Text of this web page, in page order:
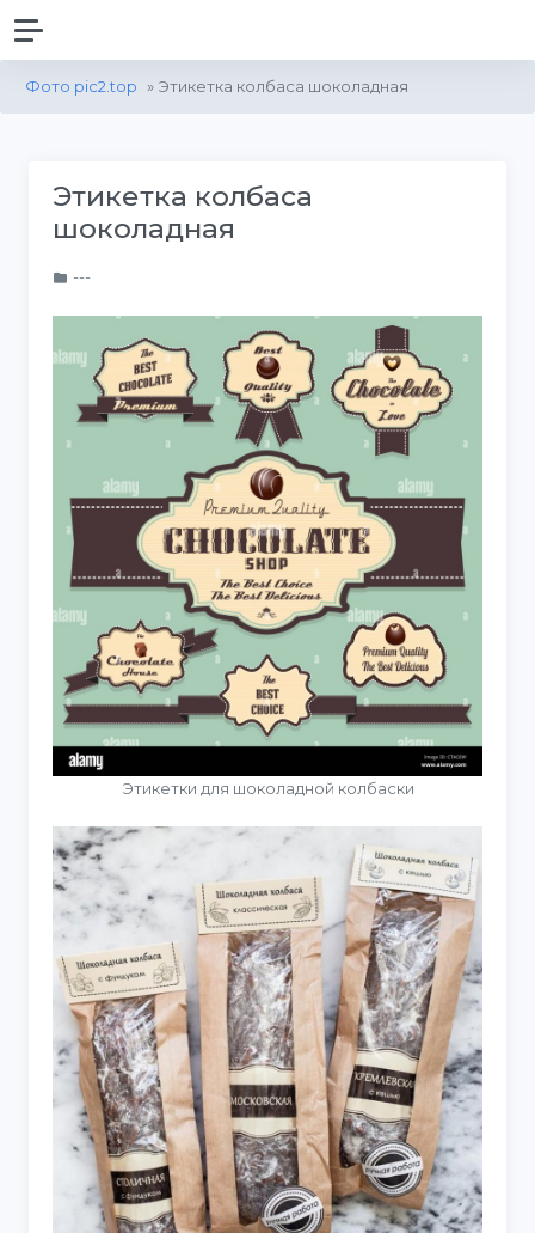
Фото pic2.top » Этикетка колбаса шоколадная
Этикетка колбаса
шоколадная
---
Этикетки для шоколадной колбаски